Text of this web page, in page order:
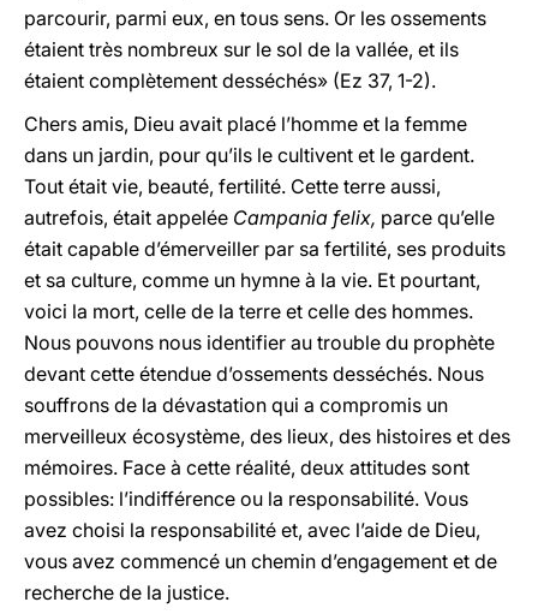
parcourir, parmi eux, en tous sens. Or les ossements
étaient très nombreux sur le sol de la vallée, et ils
étaient complètement desséchés» (Ez 37, 1-2).
Chers amis, Dieu avait placé l’homme et la femme
dans un jardin, pour qu’ils le cultivent et le gardent.
Tout était vie, beauté, fertilité. Cette terre aussi,
autrefois, était appelée Campania felix, parce qu’elle
était capable d’émerveiller par sa fertilité, ses produits
et sa culture, comme un hymne à la vie. Et pourtant,
voici la mort, celle de la terre et celle des hommes.
Nous pouvons nous identifier au trouble du prophète
devant cette étendue d’ossements desséchés. Nous
souffrons de la dévastation qui a compromis un
merveilleux écosystème, des lieux, des histoires et des
mémoires. Face à cette réalité, deux attitudes sont
possibles: l’indifférence ou la responsabilité. Vous
avez choisi la responsabilité et, avec l’aide de Dieu,
vous avez commencé un chemin d’engagement et de
recherche de la justice.